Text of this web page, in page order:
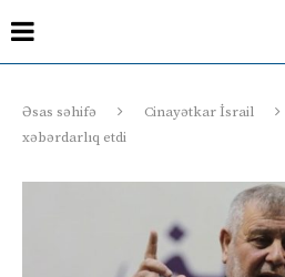
Əsas səhifə Cinayətkar İsrail
xəbərdarlıq etdi